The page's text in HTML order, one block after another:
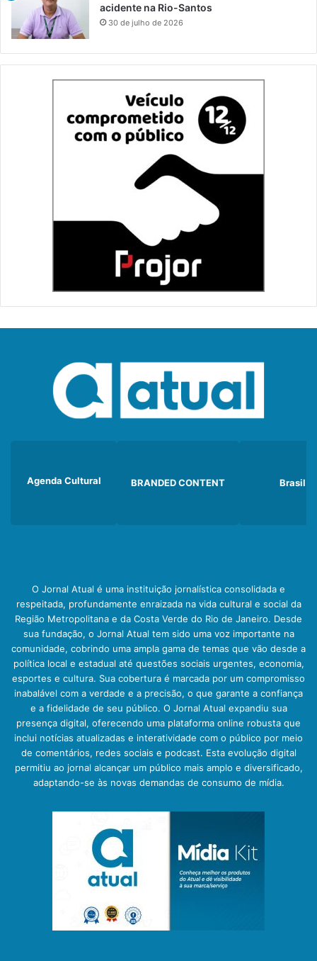
acidente na Rio-Santos
30 de julho de 2026
Agenda Cultural BRANDED CONTENT Brasil
O Jornal Atual é uma instituição jornalística consolidada e
respeitada, profundamente enraizada na vida cultural e social da
Região Metropolitana e da Costa Verde do Rio de Janeiro. Desde
sua fundação, o Jornal Atual tem sido uma voz importante na
comunidade, cobrindo uma ampla gama de temas que vão desde a
política local e estadual até questões sociais urgentes, economia,
esportes e cultura. Sua cobertura é marcada por um compromisso
inabalável com a verdade e a precisão, o que garante a confiança
e a fidelidade de seu público. O Jornal Atual expandiu sua
presença digital, oferecendo uma plataforma online robusta que
inclui notícias atualizadas e interatividade com o público por meio
de comentários, redes sociais e podcast. Esta evolução digital
permitiu ao jornal alcançar um público mais amplo e diversificado,
adaptando-se às novas demandas de consumo de mídia.